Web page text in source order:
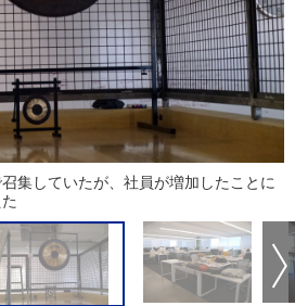
集していたが、社員が増加したことに